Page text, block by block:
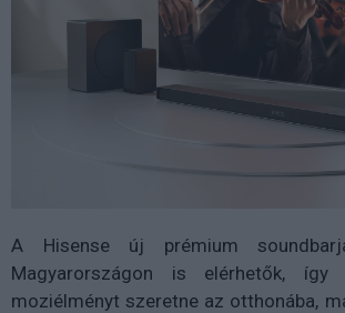
A Hisense új prémium
Magyarországon is elérhetők,
moziélményt szeretne az otthonába,